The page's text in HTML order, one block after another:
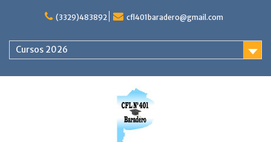
(3329)483892 cfl401baradero@gmail.com
Cursos 2026